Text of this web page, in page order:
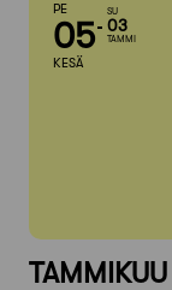
PE
05
KESÄ
SU
03
TAMMI
TAMMIKUU